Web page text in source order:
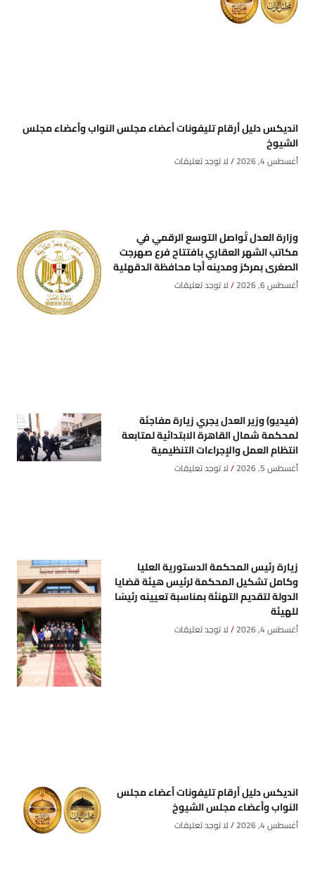
انديكس دليل أرقام تليفونات أعضاء مجلس النواب وأعضاء مجلس
الشيوخ
أغسطس 4, 2026 لا توجد تعليقات
وزارة العدل تُواصل التوسع الرقمي في
مكاتب الشهر العقاري بافتتاح فرع صهرجت
الصغرى بمركز ومدينه أجا محافظة الدقهلية
أغسطس 6, 2026 لا توجد تعليقات
(فيديو) وزير العدل يجري زيارة مفاجئة
لمحكمة شمال القاهرة الابتدائية لمتابعة
انتظام العمل والإجراءات التنظيمية
أغسطس 5, 2026 لا توجد تعليقات
زيارة رئيس المحكمة الدستورية العليا
وكامل تشكيل المحكمة لرئيس هيئة قضايا
الدولة لتقديم التهنئة بمناسبة تعيينه رئيسًا
للهيئة
أغسطس 4, 2026 لا توجد تعليقات
انديكس دليل أرقام تليفونات أعضاء مجلس
النواب وأعضاء مجلس الشيوخ
أغسطس 4, 2026 لا توجد تعليقات